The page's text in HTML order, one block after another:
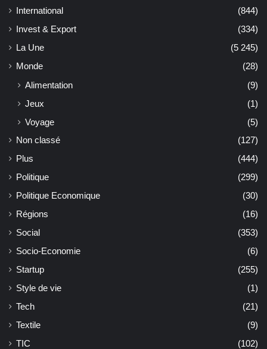
International
(844)
Invest & Export
(334)
La Une
(5 245)
Monde
(28)
Alimentation
(9)
Jeux
(1)
Voyage
(5)
Non classé
(127)
Plus
(444)
Politique
(299)
Politique Economique
(30)
Régions
(16)
Social
(353)
Socio-Economie
(6)
Startup
(255)
Style de vie
(1)
Tech
(21)
Textile
(9)
TIC
(102)